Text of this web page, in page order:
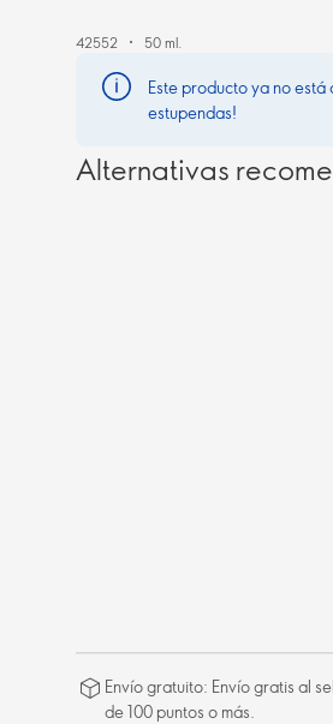
42552 50 ml.
Este producto ya no
estupendas!
Alternativas
Envío gratuito: Envío gratis al
de 100 puntos o más.